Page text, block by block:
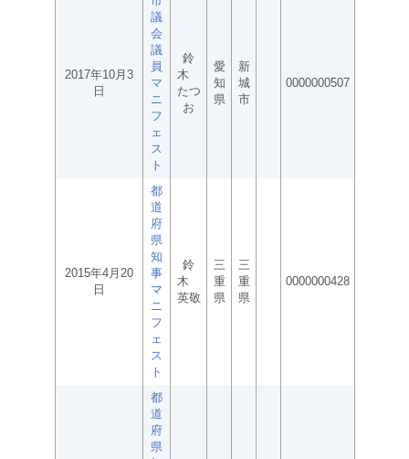
2017年10月3
日
議
会
議
員
マ
ニ
フ
ェ
ス
ト
鈴
木
たつ
お
愛
知
県
新
城
市
0000000507
2015年4月20
日
都
道
府
県
知
事
マ
ニ
フ
ェ
ス
ト
鈴
木
英敬
三
重
県
三
重
県
0000000428
都
道
府
県